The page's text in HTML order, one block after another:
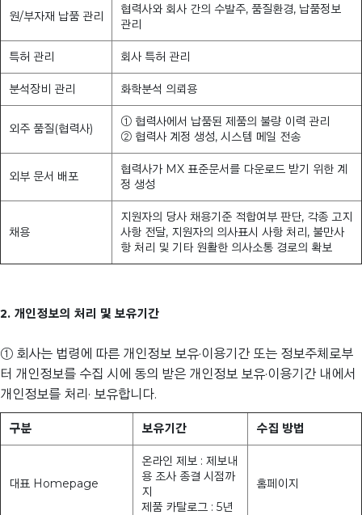
원/부자재 납품 관리
협력사와 회사 간의 수발주, 품질환경, 납품정보
관리
특허 관리 회사 특허 관리
분석장비 관리 화학분석 의뢰용
외주 품질(협력사)
① 협력사에서 납품된 제품의 불량 이력 관리
② 협력사 계정 생성, 시스템 메일 전송
외부 문서 배포
협력사가 MX 표준문서를 다운로드 받기 위한 계
정 생성
채용
지원자의 당사 채용기준 적합여부 판단, 각종 고지
사항 전달, 지원자의 의사표시 사항 처리, 불만사
항 처리 및 기타 원활한 의사소통 경로의 확보
2. 개인정보의 처리 및 보유기간
① 회사는 법령에 따른 개인정보 보유·이용기간 또는 정보주체로부
터 개인정보를 수집 시에 동의 받은 개인정보 보유·이용기간 내에서
개인정보를 처리· 보유합니다.
구분 보유기간 수집 방법
대표 Homepage
온라인 제보 : 제보내
용 조사 종결 시점까
지
제품 카탈로그 : 5년
홈페이지